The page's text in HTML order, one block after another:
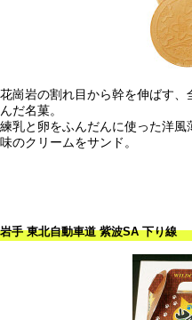
花崗岩の割れ目から幹を伸ばす
んだ名菓。
練乳と卵をふんだんに使った洋
味のクリームをサンド。
岩手 東北自動車道 紫波SA 下り線